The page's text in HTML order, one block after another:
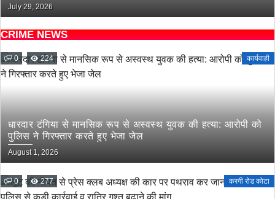
July 29, 2026
CRIME NEWS
0 224 कार्यवाही
धारदार टंगिया से मानसिक रूप से अस्वस्थ युवक की हत्या: आरोपी को
पुलिस ने गिरफ्तार करते हुए भेजा जेल
August 1, 2026
0 277 करगी रोड कोटा